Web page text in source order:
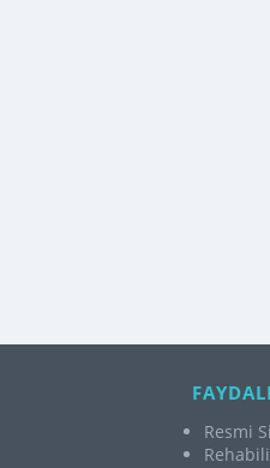
Resmi